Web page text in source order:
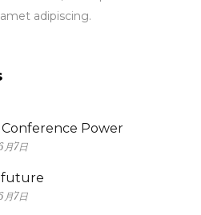
adipiscing.
Power
月7日
future
月7日